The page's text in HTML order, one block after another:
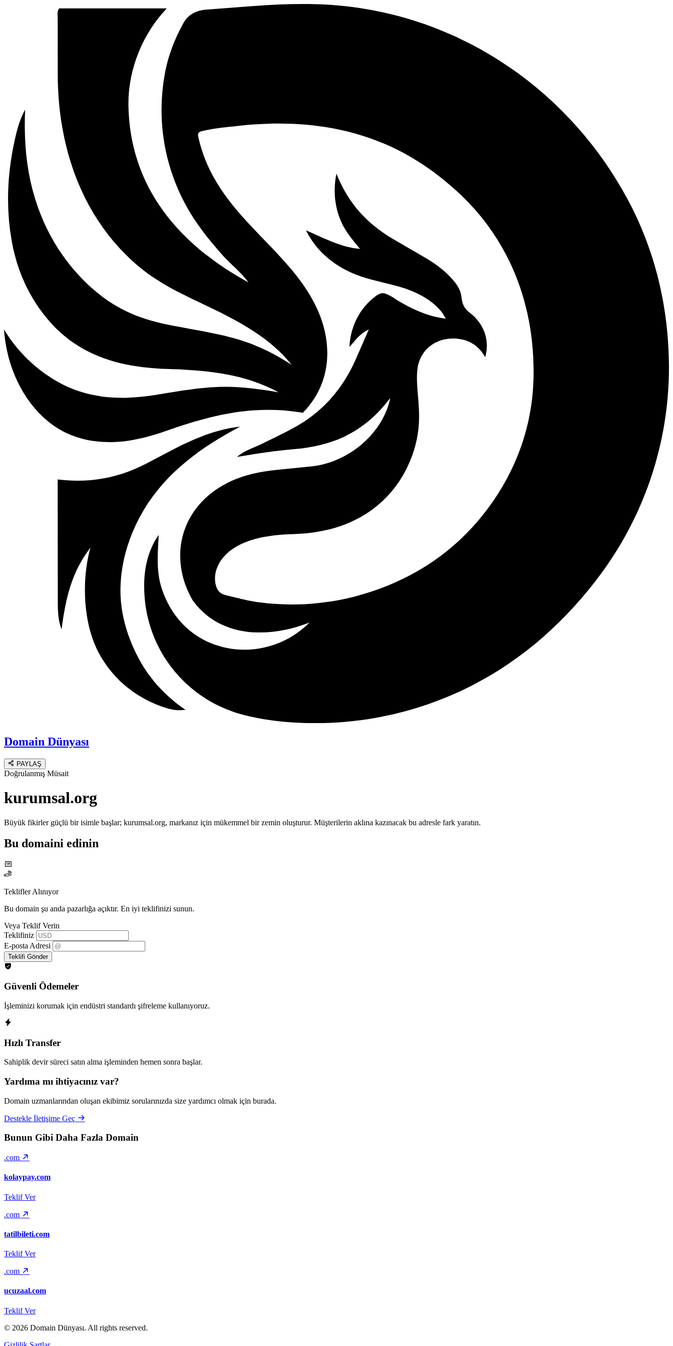
Domain Dünyası
PAYLAŞ
Doğrulanmış Müsait
kurumsal.org
Büyük fikirler güçlü bir isimle başlar; kurumsal.org, markanız için mükemmel bir zemin oluşturur. Müşterilerin aklına kazınacak bu adresle fark yaratın.
Bu domaini edinin
Teklifler Alınıyor
Bu domain şu anda pazarlığa açıktır. En iyi teklifinizi sunun.
Veya Teklif Verin
Teklifiniz
E-posta Adresi
Teklifi Gönder
Güvenli Ödemeler
İşleminizi korumak için endüstri standardı şifreleme kullanıyoruz.
Hızlı Transfer
Sahiplik devir süreci satın alma işleminden hemen sonra başlar.
Yardıma mı ihtiyacınız var?
Domain uzmanlarından oluşan ekibimiz sorularınızda size yardımcı olmak için burada.
Destekle İletişime Geç
Bunun Gibi Daha Fazla Domain
.com
kolaypay.com
Teklif Ver
.com
tatilbileti.com
Teklif Ver
.com
ucuzaal.com
Teklif Ver
© 2026 Domain Dünyası. All rights reserved.